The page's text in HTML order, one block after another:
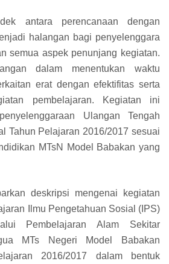
antara perencanaan dengan
halangan bagi penyelenggara
semua aspek penunjang kegiatan.
dalam menentukan waktu
erat dengan efektifitas serta
pembelajaran. Kegiatan ini
Ulangan Tengah
Tahun Pelajaran 2016/2017 sesuai
MTsN Model Babakan yang
deskripsi mengenai kegiatan
Ilmu Pengetahuan Sosial (IPS)
Pembelajaran Alam Sekitar
MTs Negeri Model Babakan
2016/2017 dalam bentuk